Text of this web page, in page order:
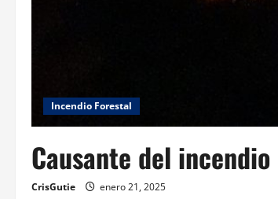
Incendio Forestal
Causante del
CrisGutie enero 21, 2025